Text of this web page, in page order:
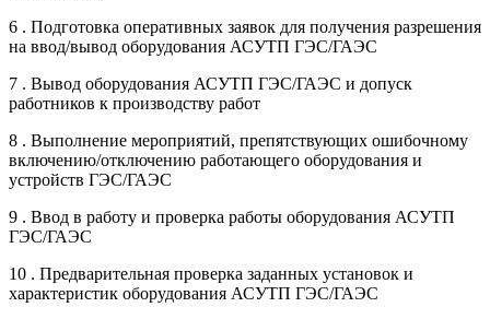
6 . Подготовка оперативных заявок для получения разрешения
на ввод/вывод оборудования АСУТП ГЭС/ГАЭС
7 . Вывод оборудования АСУТП ГЭС/ГАЭС и допуск
работников к производству работ
8 . Выполнение мероприятий, препятствующих ошибочному
включению/отключению работающего оборудования и
устройств ГЭС/ГАЭС
9 . Ввод в работу и проверка работы оборудования АСУТП
ГЭС/ГАЭС
10 . Предварительная проверка заданных установок и
характеристик оборудования АСУТП ГЭС/ГАЭС